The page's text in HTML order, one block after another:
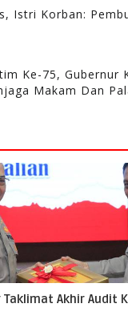
Istri Korban:
Ke-75, Gubernur
Makam Dan
Taklimat Akhir Audit